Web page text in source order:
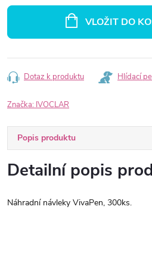
VLOŽIT DO
Dotaz k produktu Hlídací
Značka: IVOCLAR
Popis produktu
Detailní popis
Náhradní návleky VivaPen, 300ks.